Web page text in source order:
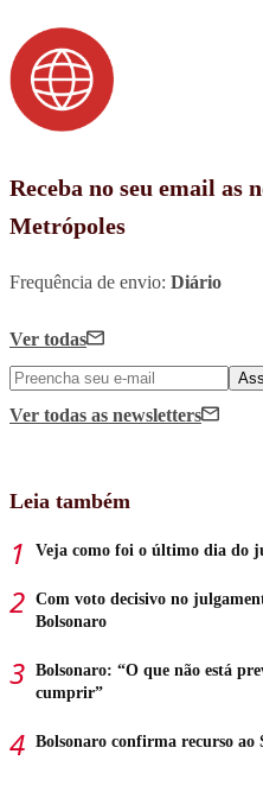
Receba no seu email as
Metrópoles
Frequência de envio: Diário
Ver todas
Ver todas as newsletters
Leia também
Veja como foi o último dia do
Com voto decisivo no
Bolsonaro
Bolsonaro: “O que não está
cumprir”
Bolsonaro confirma recurso ao